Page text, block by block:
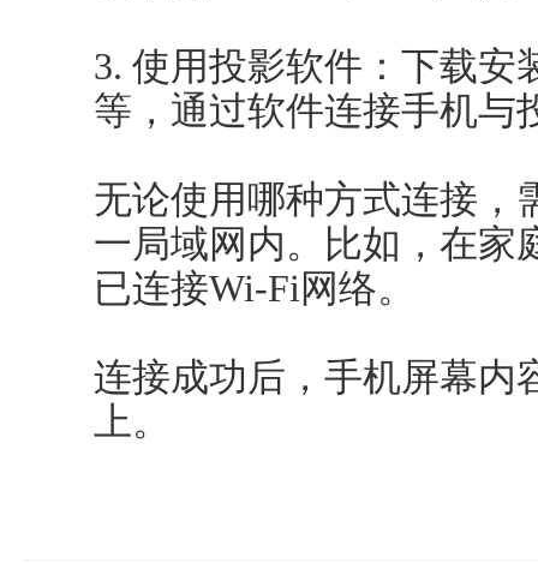
3. 使用投影软件：下载安
等，通过软件连接手机与
无论使用哪种方式连接，
一局域网内。比如，在家
已连接Wi-Fi网络。
连接成功后，手机屏幕内
上。